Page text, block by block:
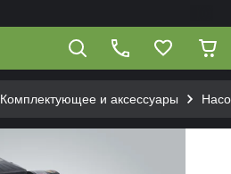
Комплектующее и аксессуары